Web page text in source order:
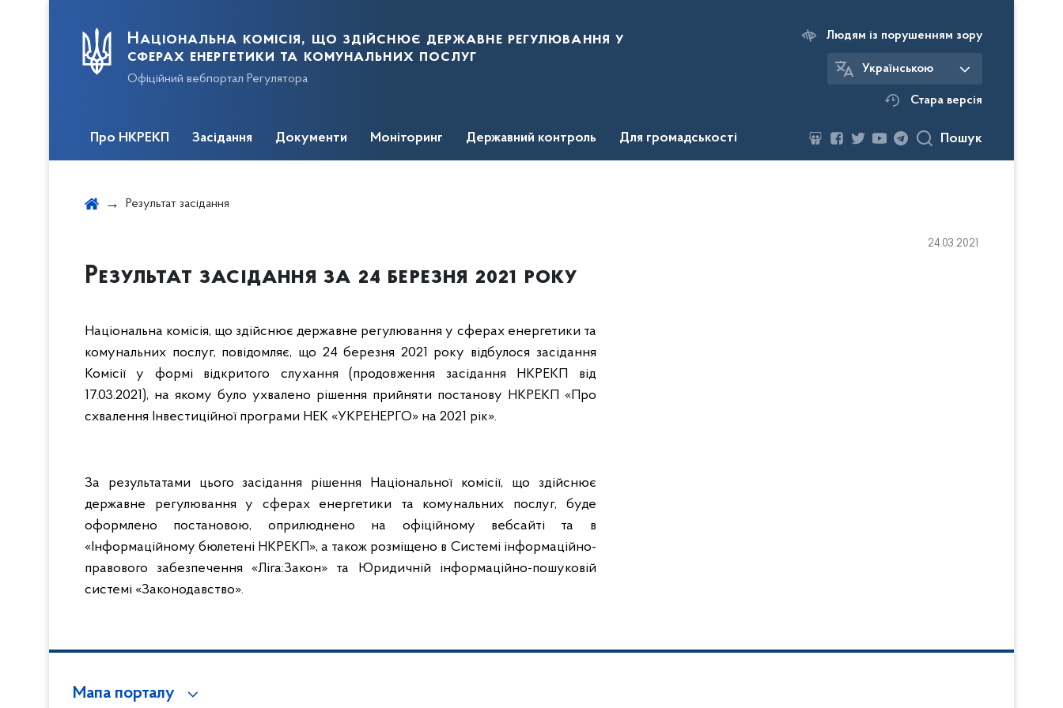
Національна комісія, що здійснює державне регулювання у
сферах енергетики та комунальних послуг
Офіційний вебпортал Регулятора
Людям із порушенням зору
Українською
Стара версія
Про НКРЕКП Засідання Документи Моніторинг Державний контроль Для громадськості Пошук
Результат засідання
24.03.2021
Результат засідання за 24 березня 2021 року
Національна комісія, що здійснює державне регулювання у сферах енергетики та
комунальних послуг, повідомляє, що 24 березня 2021 року відбулося засідання
Комісії у формі відкритого слухання (продовження засідання НКРЕКП від
17.03.2021), на якому було ухвалено рішення прийняти постанову НКРЕКП «Про
схвалення Інвестиційної програми НЕК «УКРЕНЕРГО» на 2021 рік».
За результатами цього засідання рішення Національної комісії, що здійснює
державне регулювання у сферах енергетики та комунальних послуг, буде
оформлено постановою, оприлюднено на офіційному вебсайті та в
«Інформаційному бюлетені НКРЕКП», а також розміщено в Системі інформаційно-
правового забезпечення «Ліга:Закон» та Юридичній інформаційно-пошуковій
системі «Законодавство».
Мапа порталу